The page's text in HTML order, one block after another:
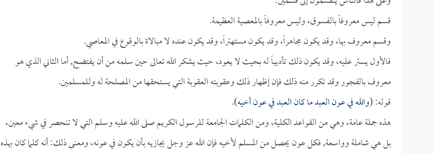
قسم ليس معروفاً بالفسوق، وليس معروفاً بالمعصية العظيمة.
وقسم معروف بها، وقد يكون مجاهراً، وقد يكون مستهتراً، وقد يكون عنده لا مبالاة بالوقوع في المعاصي.
فالأول يستر عليه، وقد يكون ذلك تأديباً له بحيث لا يعود، حيث يشكر الله تعالى حين سلمه من أن يفتضح, أما الثاني الذي هو
معروف بالفجور وقد تكرر منه ذلك فإن إظهار ذلك وعقوبته العقوبة التي يستحقها من المصلحة له وللمسلمين.
قوله: (والله في عون العبد ما كان العبد في عون أخيه).
هذه جملة عامة، وهي من القواعد الكلية، ومن الكلمات الجامعة للرسول الكريم صلى الله عليه وسلم التي لا تنحصر في شيء معين،
بل هي شاملة وواسعة, فكل عون يحصل من المسلم لأخيه فإن الله عز وجل يجازيه بأن يكون في عونه، ومعنى ذلك: أنه كلما كان بهذه